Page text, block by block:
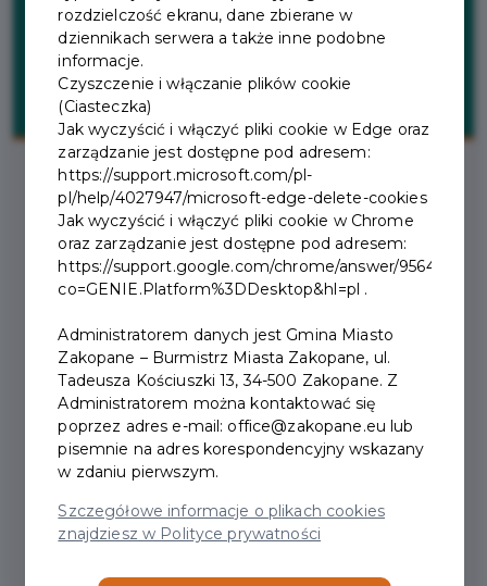
2026-05-05
SUKCES PREMIEROWEGO
TURYSTY ZAKOPANE.
Karta Turysty, długo wyczekiwany projekt skierowany do
osób nocujących w Zakopanem, wystartowała 1 maja. W
ciągu zaledwie trzech pierwszych dni funkcjonowania
założono niemal 600 kont, co potwierdza duże
zainteresowanie wśród turystów.
rozdzielczość ekranu, dane zbierane w
dziennikach serwera a także inne podobne
informacje.
Czyszczenie i włączanie plików cookie
(Ciasteczka)
Jak wyczyścić i włączyć pliki cookie w Edge oraz
zarządzanie jest dostępne pod adresem:
https://support.microsoft.com/pl-
pl/help/4027947/microsoft-edge-delete-cookies
Jak wyczyścić i włączyć pliki cookie w Chrome
oraz zarządzanie jest dostępne pod adresem:
https://support.google.com/chrome/answer/95647?
co=GENIE.Platform%3DDesktop&hl=pl .
Administratorem danych jest Gmina Miasto
Zakopane – Burmistrz Miasta Zakopane, ul.
Tadeusza Kościuszki 13, 34-500 Zakopane. Z
Administratorem można kontaktować się
poprzez adres e-mail: office@zakopane.eu lub
pisemnie na adres korespondencyjny wskazany
w zdaniu pierwszym.
Szczegółowe informacje o plikach cookies
znajdziesz w Polityce prywatności